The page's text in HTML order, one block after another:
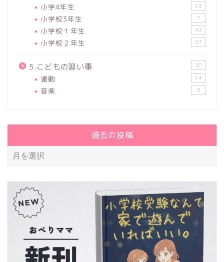
小学4年生 13
小学校3年生 7
小学校１年生 42
小学校２年生 27
5.こどもの習い事 30
運動 14
音楽 5
過去の投稿